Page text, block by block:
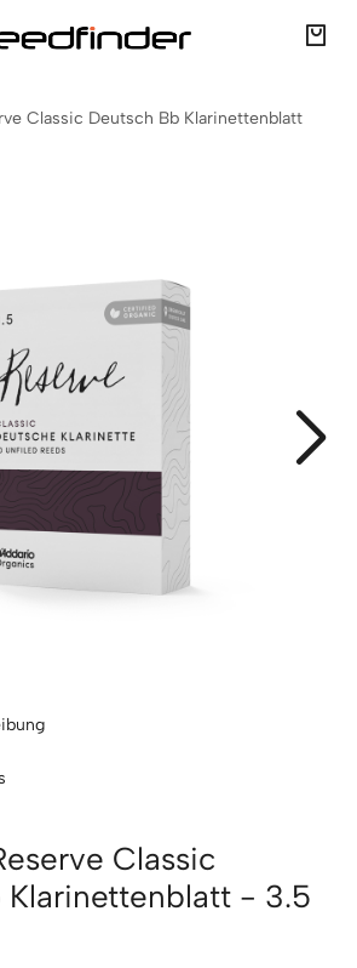
Classic Deutsch Bb Klarinettenblatt
Classic
Klarinettenblatt - 3.5